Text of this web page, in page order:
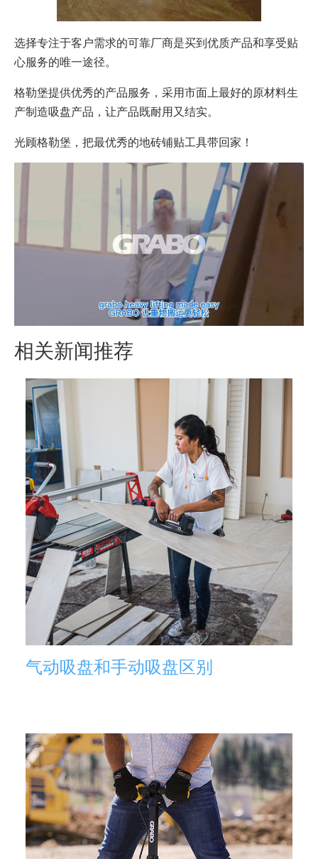
选择专注于客户需求的可靠厂商是买到优质产品和享受贴
心服务的唯一途径。
格勒堡提供优秀的产品服务，采用市面上最好的原材料生
产制造吸盘产品，让产品既耐用又结实。
光顾格勒堡，把最优秀的地砖铺贴工具带回家！
相关新闻推荐
气动吸盘和手动吸盘区别